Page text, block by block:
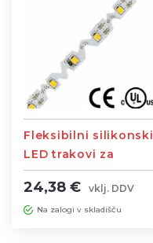
Fleksibilni silikonski
LED trakovi za
Svetlobne Table z
možnostjo
prepogibanja 90°
24,38 € vklj. DDV
Na zalogi v skladišču